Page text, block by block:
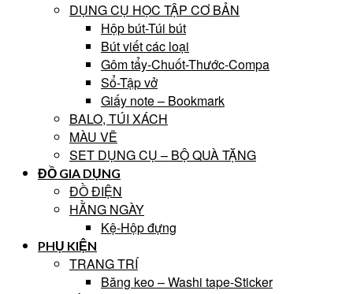
DỤNG CỤ HỌC TẬP CƠ BẢN
Hộp bút-Túi bút
Bút viết các loại
Gôm tẩy-Chuốt-Thước-Compa
Sổ-Tập vở
Giấy note – Bookmark
BALO, TÚI XÁCH
MÀU VẼ
SET DỤNG CỤ – BỘ QUÀ TẶNG
ĐỒ GIA DỤNG
ĐỒ ĐIỆN
HẰNG NGÀY
Kệ-Hộp đựng
PHỤ KIỆN
TRANG TRÍ
Băng keo – Washi tape-Sticker